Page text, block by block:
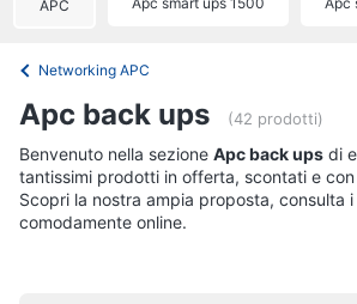
Tv
e
Home
Cinema
APC
Networking APC
Apc back ups (42 prodotti)
Benvenuto nella sezione Apc back ups di
tantissimi prodotti in offerta, scontati e
Scopri la nostra ampia proposta, consulta
comodamente online.